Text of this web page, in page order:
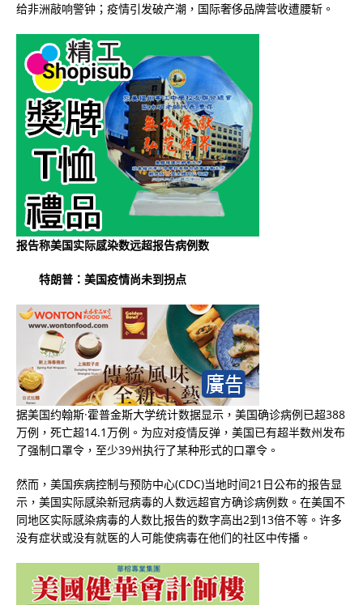
给非洲敲响警钟；疫情引发破产潮，国际奢侈品牌营收遭腰斩。
报告称美国实际感染数远超报告病例数
特朗普：美国疫情尚未到拐点
据美国约翰斯·霍普金斯大学统计数据显示，美国确诊病例已超388
万例，死亡超14.1万例。为应对疫情反弹，美国已有超半数州发布
了强制口罩令，至少39州执行了某种形式的口罩令。
然而，美国疾病控制与预防中心(CDC)当地时间21日公布的报告显
示，美国实际感染新冠病毒的人数远超官方确诊病例数。在美国不
同地区实际感染病毒的人数比报告的数字高出2到13倍不等。许多
没有症状或没有就医的人可能使病毒在他们的社区中传播。